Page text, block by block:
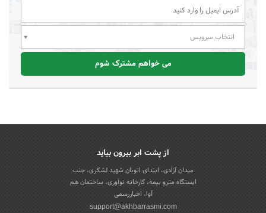
انتخاب سرویس
می خواهم مشترک شوم
از پشت ابر بیرون بیاید
میدان آزادی، ابتدای اتوبان شهید لشکری، جنب
ایستگاه مترو بیمه، کارخانه نوآوری، ساختمان هم
آوا، اخباررسمی
support@akhbarrasmi.com